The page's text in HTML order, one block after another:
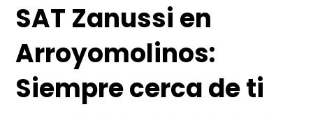
SAT Zanussi en
Arroyomolinos:
Siempre cerca de ti